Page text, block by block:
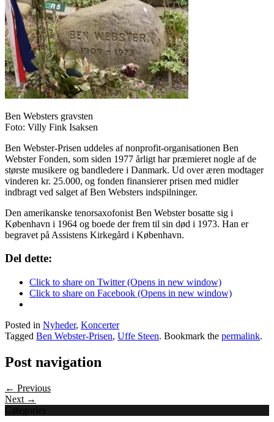
Ben Websters gravsten
Foto: Villy Fink Isaksen
Ben Webster-Prisen uddeles af nonprofit-organisationen Ben
Webster Fonden, som siden 1977 årligt har præmieret nogle af de
største musikere og bandledere i Danmark. Ud over æren modtager
vinderen kr. 25.000, og fonden finansierer prisen med midler
indbragt ved salget af Ben Websters indspilninger.
Den amerikanske tenorsaxofonist Ben Webster bosatte sig i
København i 1964 og boede der frem til sin død i 1973. Han er
begravet på Assistens Kirkegård i København.
Del dette:
Click to share on Twitter (Opens in new window)
Click to share on Facebook (Opens in new window)
Posted in Nyheder, Koncerter
Tagged Ben Webster-Prisen, Uffe Steen. Bookmark the permalink.
Post navigation
← Previous
Next →
Categories